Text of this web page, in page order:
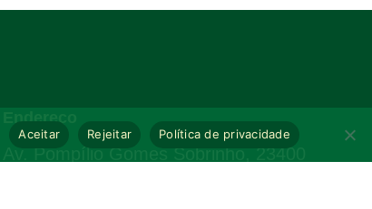
Endereço
Av. Pompílio Gomes Sobrinho, 23400
Aceitar Rejeitar Política de privacidade